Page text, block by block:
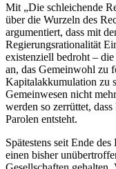
Mit „Die schleichende
über die Wurzeln des
argumentiert, dass mit
Regierungsrationalität
existenziell bedroht –
an, das Gemeinwohl zu
Kapitalakkumulation zu
Gemeinwesen nicht
werden so zerrüttet,
Parolen entsteht.
Spätestens seit Ende
einen bisher